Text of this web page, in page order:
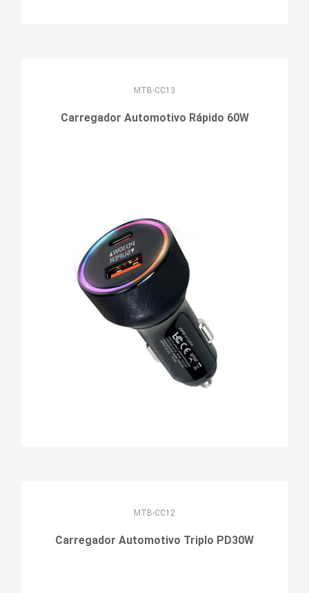
MTB-CC13
Carregador Automotivo Rápido 60W
MTB-CC12
Carregador Automotivo Triplo PD30W